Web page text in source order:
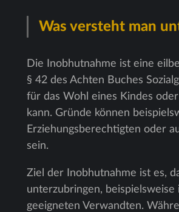
Was versteht man
Die Inobhutnahme ist eine
§ 42 des Achten Buches
für das Wohl eines Kindes
kann. Gründe können
Erziehungsberechtigten oder
sein.
Ziel der Inobhutnahme ist es,
unterzubringen,
geeigneten Verwandten.